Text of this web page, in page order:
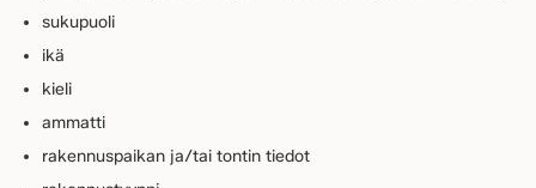
sukupuoli
ikä
kieli
ammatti
rakennuspaikan ja/tai tontin tiedot